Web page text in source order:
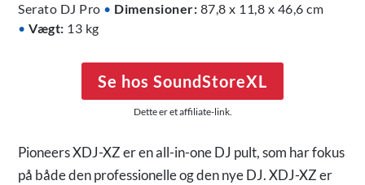
Serato DJ Pro • Dimensioner: 87,8 x 11,8 x 46,6 cm
•Vægt: 13 kg
Se hos SoundStoreXL
Dette er et affiliate-link.
Pioneers XDJ-XZ er en all-in-one DJ pult, som har fokus
på både den professionelle og den nye DJ. XDJ-XZ er